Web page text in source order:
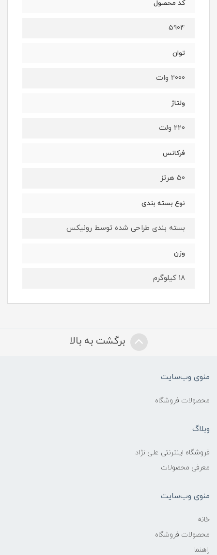
کد محصول
5904
توان
2000 وات
ولتاژ
220 ولت
فرکانس
50 هرتز
نوع بسته بندی
بسته بندی طراحی شده توسط رونیکس
وزن
18 کیلوگرم
برگشت به بالا
منوی وب‌سایت
محصولات فروشگاه
وبلاگ
فروشگاه اینترنتی علی نژاد
معرفی محصولات
منوی وب‌سایت
خانه
محصولات فروشگاه
راهنما